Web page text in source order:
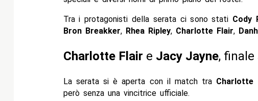
Tra i protagonisti della serata ci sono stati Cody
Bron Breakker, Rhea Ripley, Charlotte Flair,
Charlotte Flair e Jacy Jayne,
La serata si è aperta con il match tra Charlotte
però senza una vincitrice ufficiale.